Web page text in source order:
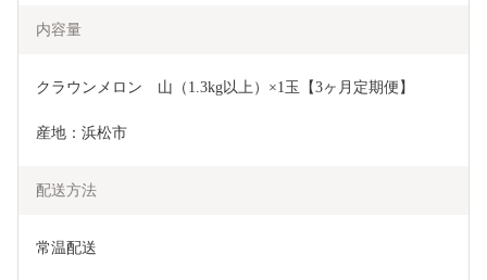
内容量
クラウンメロン　山（1.3kg以上）×1玉【3ヶ月定期便】
産地：浜松市
配送方法
常温配送